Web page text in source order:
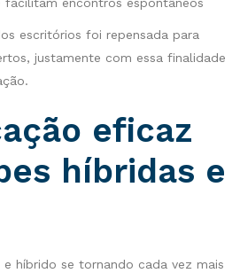
facilitam encontros espontâneos
escritórios foi repensada para
justamente com essa finalidade
eficaz
híbridas e
híbrido se tornando cada vez mais